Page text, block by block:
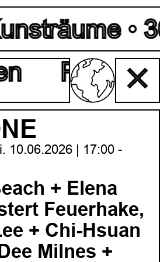
•
Raum✕
10.06.2026 | 17:00 -
+ Elena
Feuerhake,
+ Chi-Hsuan
Milnes +